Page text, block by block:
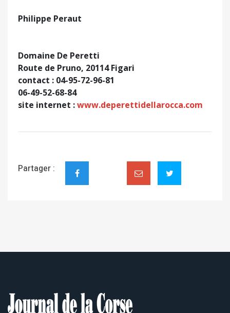
Philippe Peraut
Domaine De Peretti
Route de Pruno, 20114 Figari
contact : 04-95-72-96-81
06-49-52-68-84
site internet :www.deperettidellarocca.com
Partager :